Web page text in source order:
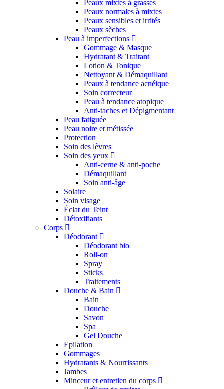
Peaux mixtes à grasses
Peaux normales à mixtes
Peaux sensibles et irrités
Peaux sèches
Peau à imperfections
Gommage & Masque
Hydratant & Traitant
Lotion & Tonique
Nettoyant & Démaquillant
Peaux à tendance acnéique
Soin correcteur
Peau à tendance atopique
Anti-taches et Dépigmentant
Peau fatiguée
Peau noire et métissée
Protection
Soin des lèvres
Soin des yeux
Anti-cerne & anti-poche
Démaquillant
Soin anti-âge
Solaire
Soin visage
Éclat du Teint
Détoxifiants
Corps
Déodorant
Déodorant bio
Roll-on
Spray
Sticks
Traitements
Douche & Bain
Bain
Douche
Savon
Spa
Gel Douche
Epilation
Gommages
Hydratants & Nourrissants
Jambes
Minceur et entretien du corps